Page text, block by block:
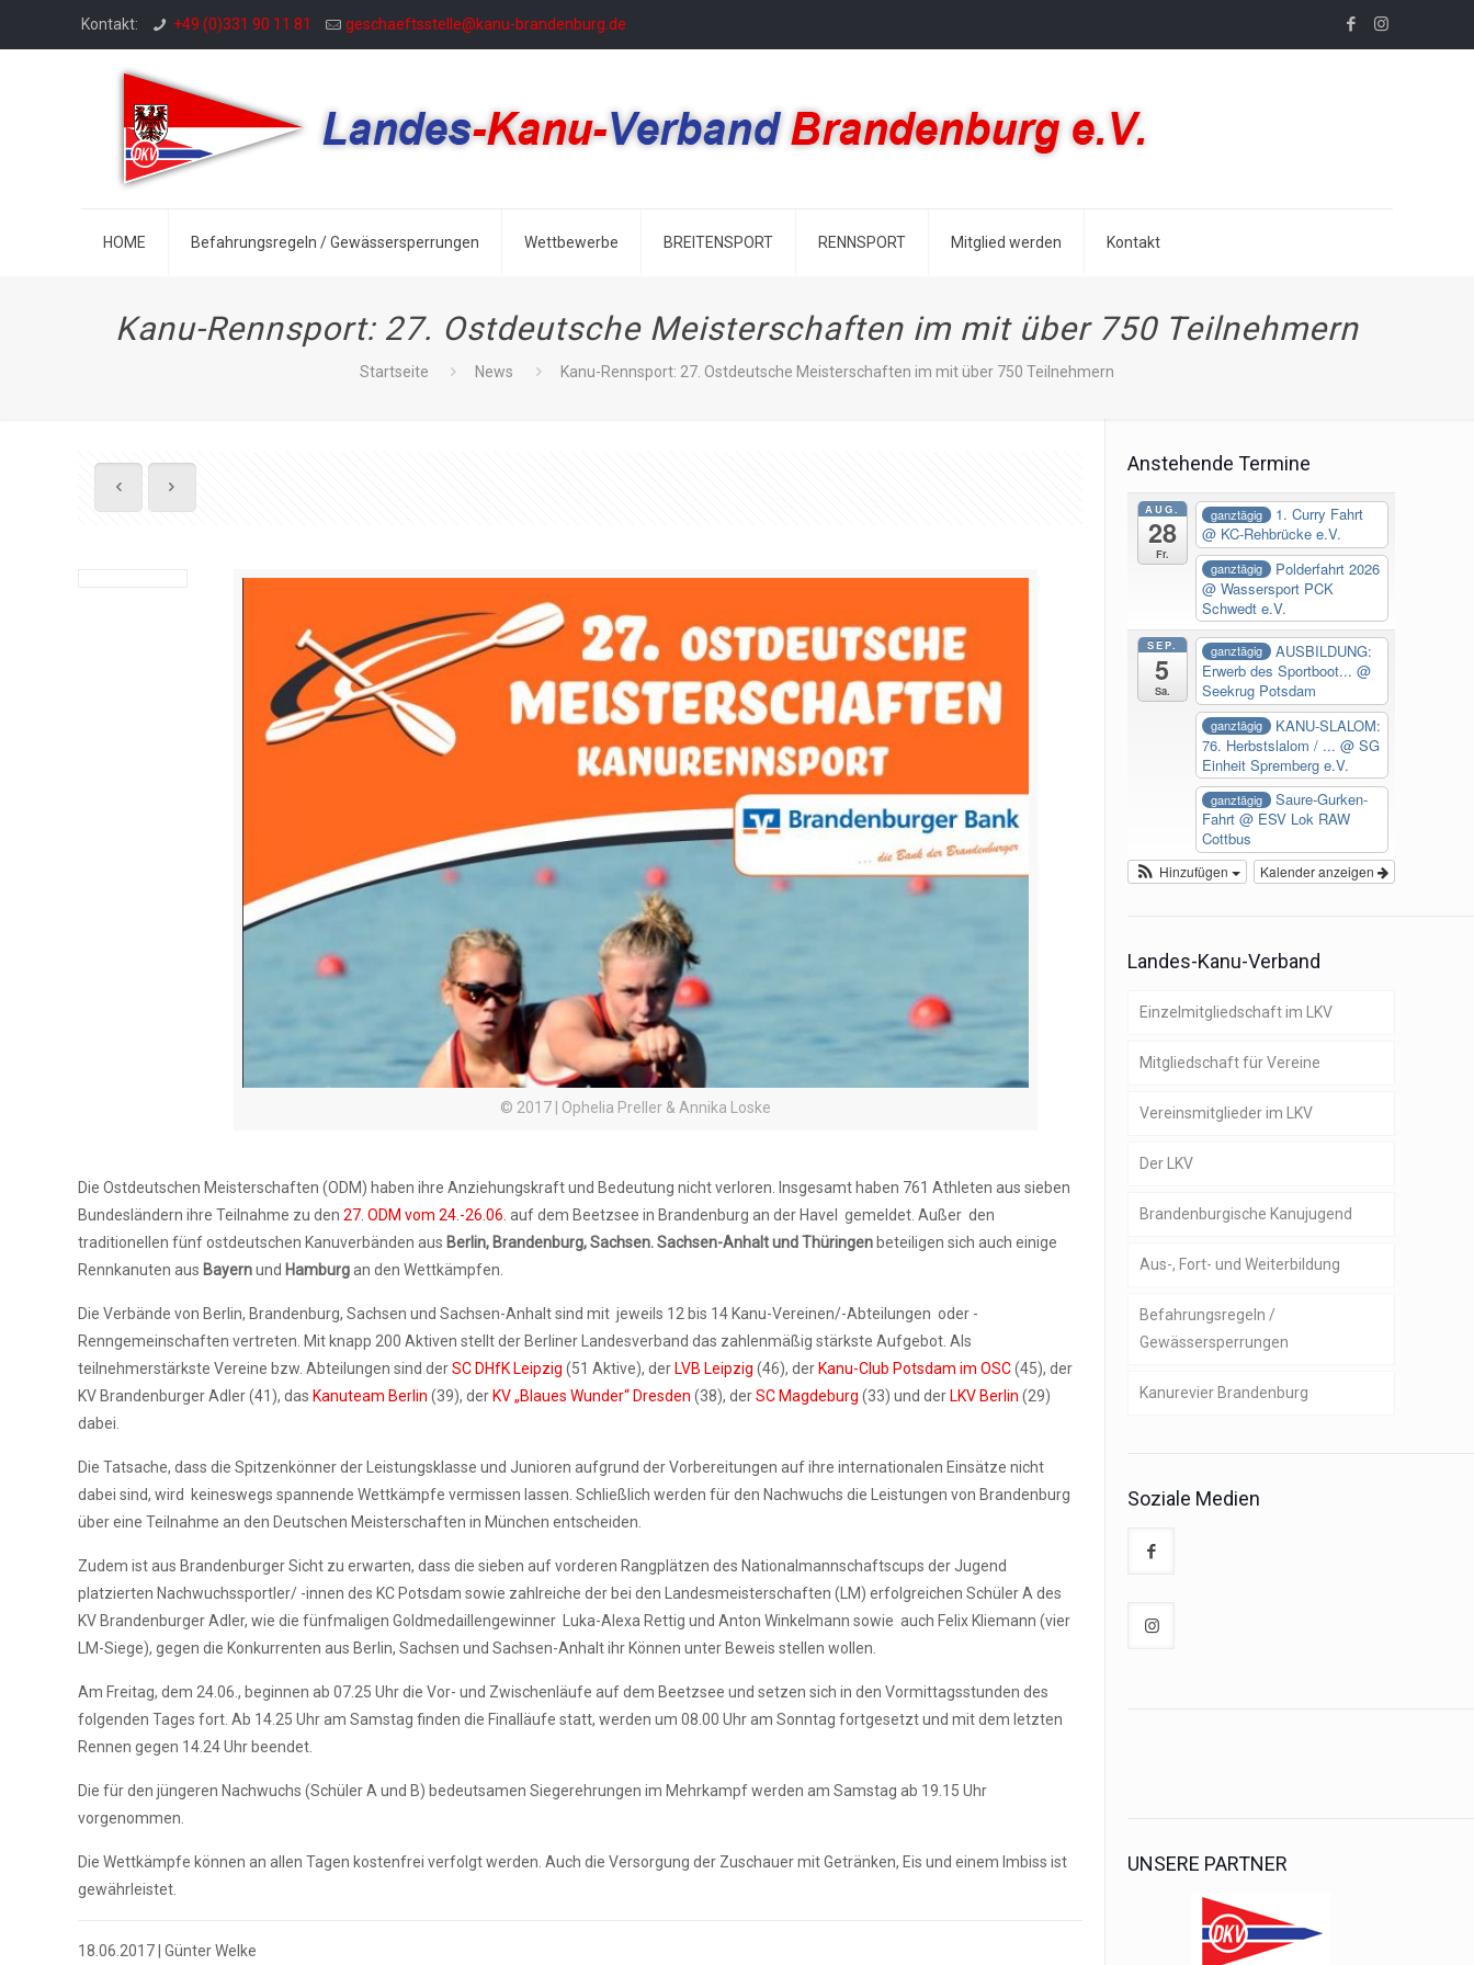
Kontakt: +49 (0)331 90 11 81 geschaeftsstelle@kanu-brandenburg.de
HOME Befahrungsregeln / Gewässersperrungen Wettbewerbe BREITENSPORT RENNSPORT Mitglied werden Kontakt
Kanu-Rennsport: 27. Ostdeutsche Meisterschaften im mit über 750 Teilnehmern
Startseite News Kanu-Rennsport: 27. Ostdeutsche Meisterschaften im mit über 750 Teilnehmern
© 2017 | Ophelia Preller & Annika Loske
Die Ostdeutschen Meisterschaften (ODM) haben ihre Anziehungskraft und Bedeutung nicht verloren. Insgesamt haben 761 Athleten aus sieben
Bundesländern ihre Teilnahme zu den27. ODM vom 24.-26.06. auf dem Beetzsee in Brandenburg an der Havel gemeldet. Außer den
traditionellen fünf ostdeutschen Kanuverbänden aus Berlin, Brandenburg, Sachsen. Sachsen-Anhalt und Thüringen beteiligen sich auch einige
Rennkanuten aus Bayernund Hamburgan den Wettkämpfen.
Die Verbände von Berlin, Brandenburg, Sachsen und Sachsen-Anhalt sind mit jeweils 12 bis 14 Kanu-Vereinen/-Abteilungen oder -
Renngemeinschaften vertreten. Mit knapp 200 Aktiven stellt der Berliner Landesverband das zahlenmäßig stärkste Aufgebot. Als
teilnehmerstärkste Vereine bzw. Abteilungen sind derSC DHfK Leipzig (51 Aktive), der LVB Leipzig (46), der Kanu-Club Potsdam im OSC(45), der
KV Brandenburger Adler (41), das Kanuteam Berlin (39), der KV „Blaues Wunder“ Dresden (38), derSC Magdeburg (33) und der LKV Berlin (29)
dabei.
Die Tatsache, dass die Spitzenkönner der Leistungsklasse und Junioren aufgrund der Vorbereitungen auf ihre internationalen Einsätze nicht
dabei sind, wird keineswegs spannende Wettkämpfe vermissen lassen. Schließlich werden für den Nachwuchs die Leistungen von Brandenburg
über eine Teilnahme an den Deutschen Meisterschaften in München entscheiden.
Zudem ist aus Brandenburger Sicht zu erwarten, dass die sieben auf vorderen Rangplätzen des Nationalmannschaftscups der Jugend
platzierten Nachwuchssportler/ -innen des KC Potsdam sowie zahlreiche der bei den Landesmeisterschaften (LM) erfolgreichen Schüler A des
KV Brandenburger Adler, wie die fünfmaligen Goldmedaillengewinner Luka-Alexa Rettig und Anton Winkelmann sowie auch Felix Kliemann (vier
LM-Siege), gegen die Konkurrenten aus Berlin, Sachsen und Sachsen-Anhalt ihr Können unter Beweis stellen wollen.
Am Freitag, dem 24.06., beginnen ab 07.25 Uhr die Vor- und Zwischenläufe auf dem Beetzsee und setzen sich in den Vormittagsstunden des
folgenden Tages fort. Ab 14.25 Uhr am Samstag finden die Finalläufe statt, werden um 08.00 Uhr am Sonntag fortgesetzt und mit dem letzten
Rennen gegen 14.24 Uhr beendet.
Die für den jüngeren Nachwuchs (Schüler A und B) bedeutsamen Siegerehrungen im Mehrkampf werden am Samstag ab 19.15 Uhr
vorgenommen.
Die Wettkämpfe können an allen Tagen kostenfrei verfolgt werden. Auch die Versorgung der Zuschauer mit Getränken, Eis und einem Imbiss ist
gewährleistet.
18.06.2017 | Günter Welke
Anstehende Termine
AUG.
28
Fr.
ganztägig
1. Curry Fahrt
@ KC-Rehbrücke e.V.
ganztägig
Polderfahrt 2026
@ Wassersport PCK
Schwedt e.V.
SEP.
5
Sa.
ganztägig
AUSBILDUNG:
Erwerb des Sportboot...@
Seekrug Potsdam
ganztägig
KANU-SLALOM:
76. Herbstslalom / ...@ SG
Einheit Spremberg e.V.
ganztägig
Saure-Gurken-
Fahrt@ ESV Lok RAW
Cottbus
Kalender anzeigen
Hinzufügen
Landes-Kanu-Verband
Einzelmitgliedschaft im LKV
Mitgliedschaft für Vereine
Vereinsmitglieder im LKV
Der LKV
Geschäftsstelle
Satzung und Ordnungen
Präsidium
Gebietsreferenten und
Brandenburgische Kanujugend
Aus-, Fort- und Weiterbildung
Befahrungsregeln /
Gewässersperrungen
Kanurevier Brandenburg
Umwelt und Gewässer
Soziale Medien
UNSERE PARTNER